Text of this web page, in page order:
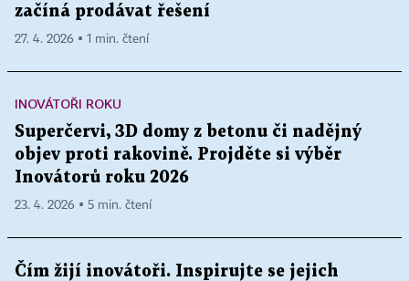
začíná prodávat řešení
27. 4. 2026 ▪ 1 min. čtení
INOVÁTOŘI ROKU
Superčervi, 3D domy z betonu či nadějný
objev proti rakovině. Projděte si výběr
Inovátorů roku 2026
23. 4. 2026 ▪ 5 min. čtení
Čím žijí inovátoři. Inspirujte se jejich